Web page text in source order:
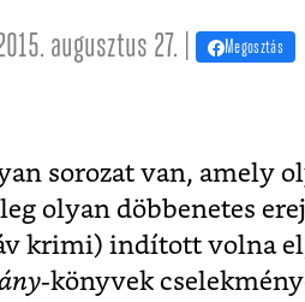
augusztus 27. | Megosztás
sorozat van, amely
olyan döbbenetes
krimi) indított volna
-könyvek